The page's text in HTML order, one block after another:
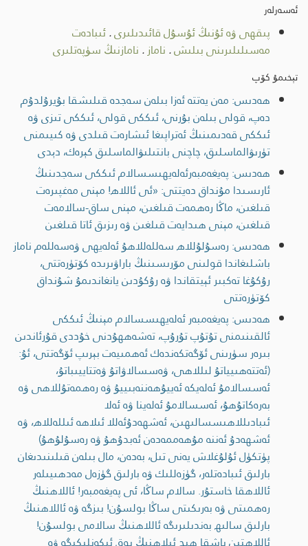
ئەسەرلەر
پىقھى ۋە ئۇنىڭ ئۇسۇل قائىدىلىرى.ئىبادەت
مەسىلىلىرىنى بىلىش. ناماز. نامازنىڭ سۈپەتلىرى
تېخىمۇ كۆپ
ھەدىس: مەن يەتتە ئەزا بىلەن سەجدە قىلىشقا بۇيرۇلدۇم
دەپ، قولى بىلەن بۇرنى، ئىككى قولى، ئىككى تىزى ۋە
ئىككى قەدىمىنىڭ ئەتراپىغا ئىشارەت قىلدى ۋە كىيىمنى
تۈرىۋالماسلىق، چاچنى بانتىلىۋالماسلىق كېرەك، دېدى
ھەدىس: پەيغەمبەرئەلەيھىسسالام ئىككى سەجدىنىڭ
ئارىسىدا مۇنداق دەيتتى: «ئى ئاللاھ! مېنى مەغپىرەت
قىلغىن، ماڭا رەھمەت قىلغىن، مېنى ساق-سالامەت
قىلغىن، مېنى ھىدايەت قىلغىن ۋە رىزىق ئاتا قىلغىن
ھەدىس: رەسۇلۇللاھ سەللەللاھۇ ئەلەيھى ۋەسەللەم ناماز
باشلىغاندا قولىنى مۆرىسىنىڭ باراۋىرىدە كۆتۈرەتتى،
رۇكۇغا تەكبىر ئېيتقاندا ۋە رۇكۇدىن يانغاندىمۇ شۇنداق
كۆتۈرەتتى
ھەدىس: پەيغەمبەر ئەلەيھىسسالام مېنىڭ ئىككى
ئالقىنىمنى تۇتۇپ تۇرۇپ، تەشەھھۇدنى خۇددى قۇرئاندىن
بىرەر سۈرىنى ئۆگەتكەندەك ئەھمىيەت بېرىپ ئۆگەتتى، ئۇ:
(ئەتتەھىيياتۇ لىللاھى، ۋەسسالاۋاتۇ ۋەتتاييىباتۇ،
ئەسسالامۇ ئەلەيكە ئەييۇھەننەبىييۇ ۋە رەھمەتۇللاھى ۋە
بەرەكاتۇھۇ، ئەسسالامۇ ئەلەينا ۋە ئەلا
ئىبادىللاھىسسالىھىن، ئەشھەدۇئەللا ئىلاھە ئىللەللاھ، ۋە
ئەشھەدۇ ئەننە مۇھەممەدەن ئەبدۇھۇ ۋە رەسۇلۇھۇ)
پۈتكۈل ئۇلۇغلاش يەنى تىل، بەدەن، مال بىلەن قىلىنىدىغان
بارلىق ئىبادەتلەر، گۈزەللىك ۋە بارلىق گۈزەل مەدھىيىلەر
ئاللاھقا خاستۇر. سالام ساڭا، ئى پەيغەمبەر! ئاللاھنىڭ
رەھمىتى ۋە بەرىكىتى ساڭا بولسۇن! بىزگە ۋە ئاللاھنىڭ
بارلىق سالىھ بەندىلىرىگە ئاللاھنىڭ سالامى بولسۇن!